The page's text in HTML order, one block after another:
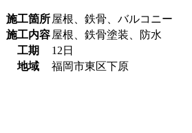
施工箇所 屋根、鉄骨、バルコニー
施工内容 屋根、鉄骨塗装、防水
工期
12日
地域
福岡市東区下原